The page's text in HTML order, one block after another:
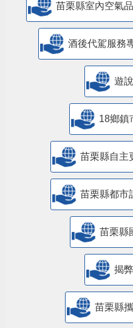
苗栗縣室內空氣
酒後代駕服務
遊
18鄉鎮
苗栗縣自主
苗栗縣都市
苗栗縣
揭
苗栗縣